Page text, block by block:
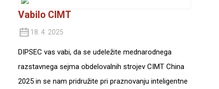
Vabilo CIMT
18. 4. 2025
DIPSEC vas vabi, da se udeležite mednarodnega
razstavnega sejma obdelovalnih strojev CIMT China
2025 in se nam pridružite pri praznovanju inteligentne